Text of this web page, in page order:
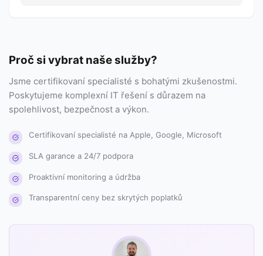
Proč si vybrat naše služby?
Jsme certifikovaní specialisté s bohatými zkušenostmi.
Poskytujeme komplexní IT řešení s důrazem na
spolehlivost, bezpečnost a výkon.
Certifikovaní specialisté na Apple, Google, Microsoft
SLA garance a 24/7 podpora
Proaktivní monitoring a údržba
Transparentní ceny bez skrytých poplatků